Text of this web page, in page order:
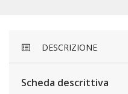
DESCRIZIONE
Scheda descrittiva